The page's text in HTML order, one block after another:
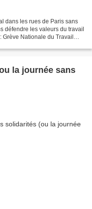
dans les rues de Paris sans
défendre les valeurs du travail
Grève Nationale du Travail
la journée sans